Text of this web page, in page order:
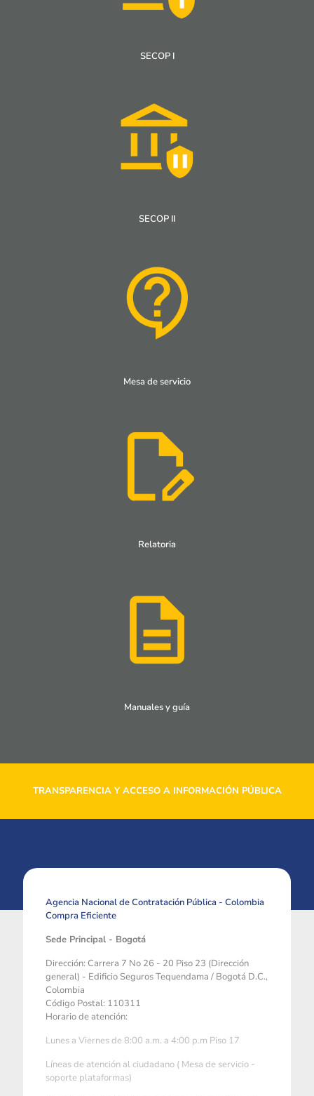
SECOP I
SECOP II
Mesa de servicio
Relatoria
Manuales y guía
TRANSPARENCIA Y ACCESO A INFORMACIÓN PÚBLICA
Agencia Nacional de Contratación Pública - Colombia
Compra Eficiente
Sede Principal - Bogotá
Dirección: Carrera 7 No 26 - 20 Piso 23 (Dirección
general) - Edificio Seguros Tequendama / Bogotá D.C.,
Colombia
Código Postal: 110311
Horario de atención:
Lunes a Viernes de 8:00 a.m. a 4:00 p.m Piso 17
Líneas de atención al ciudadano ( Mesa de servicio -
soporte plataformas)